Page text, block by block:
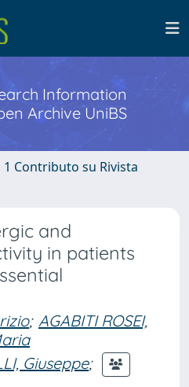
Information
Archive UniBS
1 Contributo su Rivista
and
in patients
; AGABITI ROSEI,
Giuseppe;